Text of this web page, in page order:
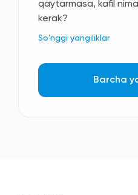
qaytarmasa, kafil
kerak?
So'nggi yangiliklar
Barcha